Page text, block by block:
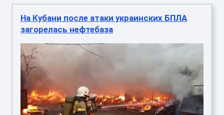
На Кубани после атаки украинских БПЛА
загорелась нефтебаза